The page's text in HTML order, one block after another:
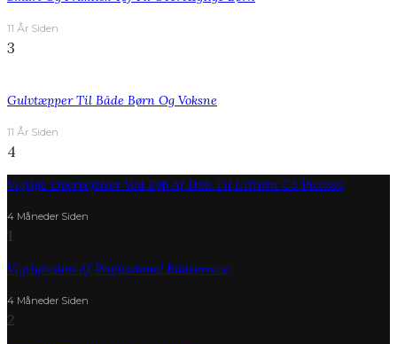
11 År Siden
3
Gulvtæpper Til Både Børn Og Voksne
11 År Siden
4
Vigtige Overvejelser Ved Køb Af Dæk Til Citroën C3 Picasso
4 Måneder Siden
1
Vigtigheden Af Professionel Bådservice
4 Måneder Siden
2